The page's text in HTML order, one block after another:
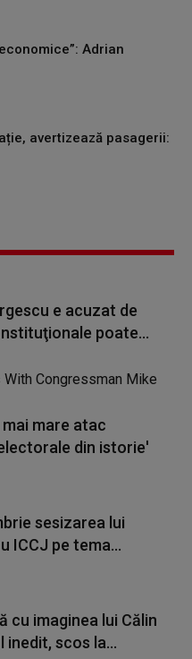
Adrian
avertizează pasagerii:
e acuzat de
poate...
mare atac
din istorie'
sesizarea lui
ICCJ pe tema...
cu imaginea lui Călin
inedit, scos la...